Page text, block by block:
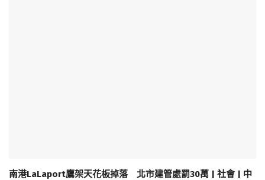
南港LaLaport鷹架天花板掉落 北市建管處罰30萬 | 社會 | 中